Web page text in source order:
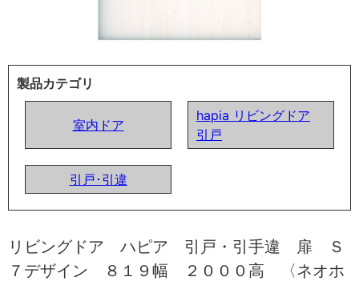
製品カテゴリ
室内ドア
hapia リビングドア
引戸
引戸･引違
リビングドア ハピア 引戸・引手違 扉 Ｓ
７デザイン ８１９幅 ２０００高 〈ネオホ